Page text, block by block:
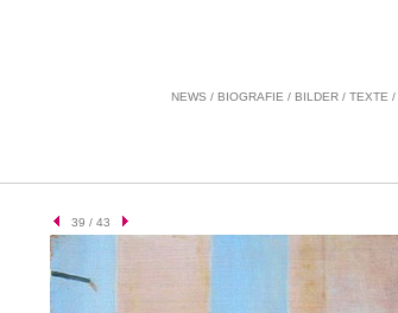
NEWS / BIOGRAFIE / BILDER / TEXTE /
39 / 43